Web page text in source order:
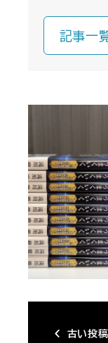
記事一
古い投稿